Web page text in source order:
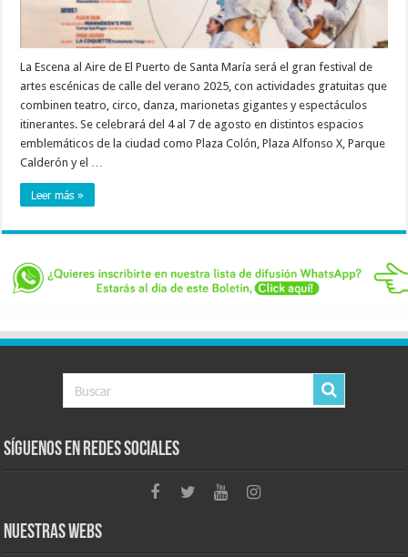
La Escena al Aire de El Puerto de Santa María será el gran festival de
artes escénicas de calle del verano 2025, con actividades gratuitas que
combinen teatro, circo, danza, marionetas gigantes y espectáculos
itinerantes. Se celebrará del 4 al 7 de agosto en distintos espacios
emblemáticos de la ciudad como Plaza Colón, Plaza Alfonso X, Parque
Calderón y el …
Leer más »
Síguenos en Redes Sociales
Nuestras Webs